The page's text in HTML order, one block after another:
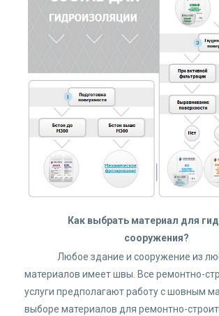
Как выбрать материал для
сооружения?
Любое здание и сооружение из
материалов имеет швы. Все ремонтно-
услуги предполагают работу с шовным
выборе материалов для ремонтно-